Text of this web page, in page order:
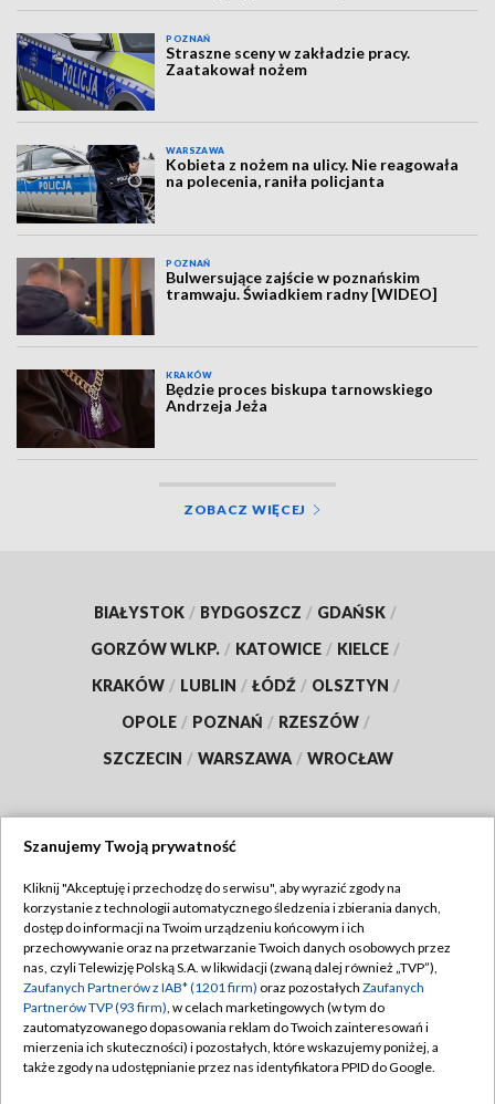
POZNAŃ
Straszne sceny w zakładzie pracy.
Zaatakował nożem
WARSZAWA
Kobieta z nożem na ulicy. Nie reagowała
na polecenia, raniła policjanta
POZNAŃ
Bulwersujące zajście w poznańskim
tramwaju. Świadkiem radny [WIDEO]
KRAKÓW
Będzie proces biskupa tarnowskiego
Andrzeja Jeża
ZOBACZ WIĘCEJ
BIAŁYSTOK / BYDGOSZCZ / GDAŃSK /
GORZÓW WLKP. / KATOWICE / KIELCE /
KRAKÓW / LUBLIN / ŁÓDŹ / OLSZTYN /
OPOLE / POZNAŃ / RZESZÓW /
SZCZECIN / WARSZAWA / WROCŁAW
TVP
Abonament TVP
Emisja w TVP
Centrum informacji TVP
Naziemna Telewizja Cyfrowa
Regulamin TVP
Polityka prywatności
Moje zgody
Pomoc
Szanujemy Twoją prywatność
Kliknij "Akceptuję i przechodzę do serwisu", aby wyrazić zgody na
korzystanie z technologii automatycznego śledzenia i zbierania danych,
dostęp do informacji na Twoim urządzeniu końcowym i ich
przechowywanie oraz na przetwarzanie Twoich danych osobowych przez
nas, czyli Telewizję Polską S.A. w likwidacji (zwaną dalej również „TVP”),
Zaufanych Partnerów z IAB* (1201 firm) oraz pozostałych Zaufanych
Partnerów TVP (93 firm), w celach marketingowych (w tym do
zautomatyzowanego dopasowania reklam do Twoich zainteresowań i
mierzenia ich skuteczności) i pozostałych, które wskazujemy poniżej, a
także zgody na udostępnianie przez nas identyfikatora PPID do Google.